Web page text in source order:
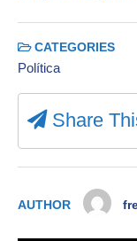
CATEGORIES
Política
Share
AUTHOR